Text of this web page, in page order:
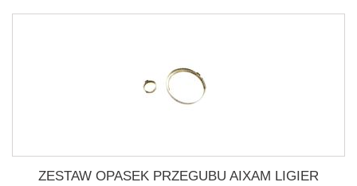
ZESTAW OPASEK PRZEGUBU AIXAM LIGIER